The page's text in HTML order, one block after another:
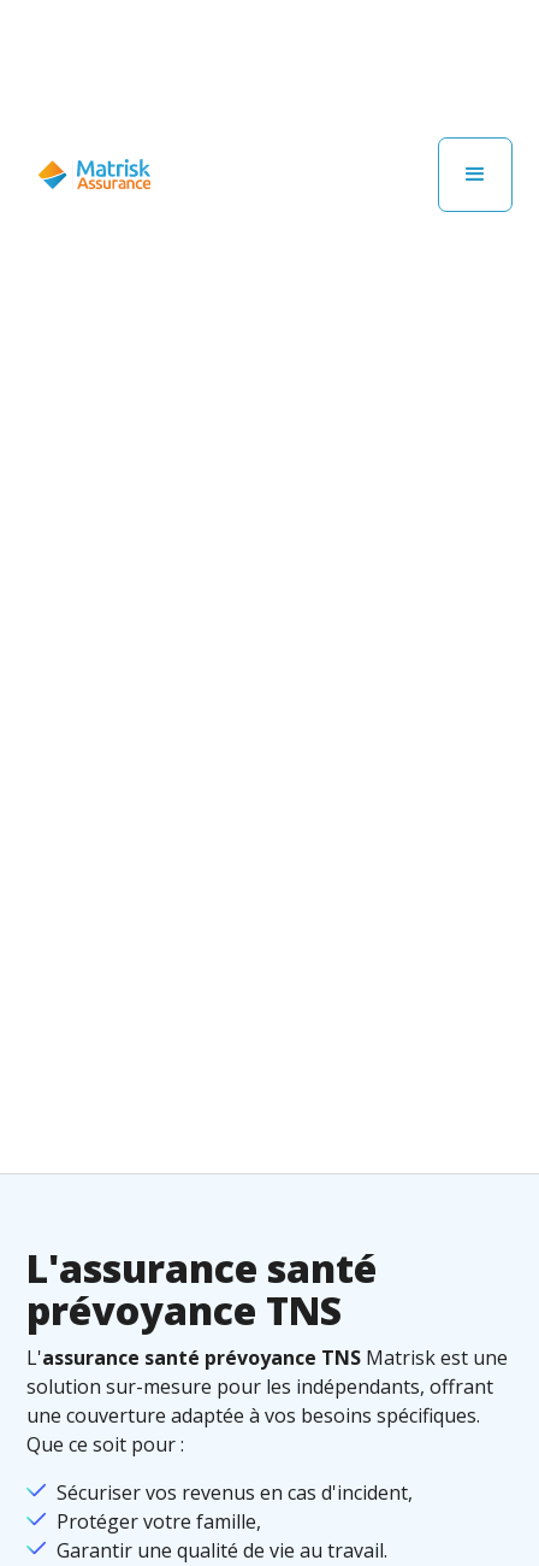
L'assurance santé
prévoyance TNS
L'assurance santé prévoyance TNS Matrisk est une
solution sur-mesure pour les indépendants, offrant
une couverture adaptée à vos besoins spécifiques.
Que ce soit pour :
Sécuriser vos revenus en cas d'incident,
Protéger votre famille,
Garantir une qualité de vie au travail.